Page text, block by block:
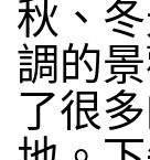
秋、
調的
了很